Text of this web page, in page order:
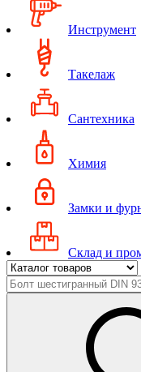
Инструмент
Такелаж
Сантехника
Химия
Замки и
Склад и